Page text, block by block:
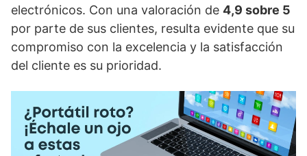
electrónicos. Con una valoración de 4,9 sobre 5
por parte de sus clientes, resulta evidente que su
compromiso con la excelencia y la satisfacción
del cliente es su prioridad.